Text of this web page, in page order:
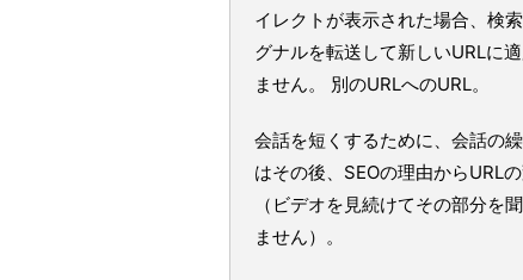
イレクトが表示された場合、検
グナルを転送して新しいURLに
ません。 別のURLへのURL。
会話を短くするために、会話の
はその後、SEOの理由からURL
（ビデオを見続けてその部分を
ません）。